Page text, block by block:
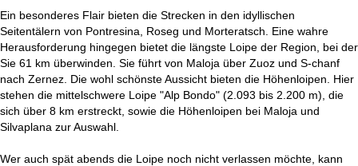
Ein besonderes Flair bieten die Strecken in den idyllischen
Seitentälern von Pontresina, Roseg und Morteratsch. Eine wahre
Herausforderung hingegen bietet die längste Loipe der Region, bei der
Sie 61 km überwinden. Sie führt von Maloja über Zuoz und S-chanf
nach Zernez. Die wohl schönste Aussicht bieten die Höhenloipen. Hier
stehen die mittelschwere Loipe "Alp Bondo" (2.093 bis 2.200 m), die
sich über 8 km erstreckt, sowie die Höhenloipen bei Maloja und
Silvaplana zur Auswahl.
Wer auch spät abends die Loipe noch nicht verlassen möchte, kann